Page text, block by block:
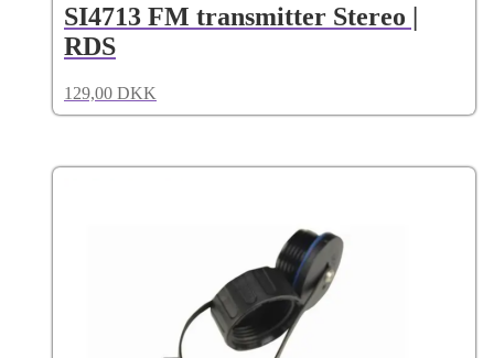
SI4713 FM transmitter Stereo |
RDS
129,00 DKK